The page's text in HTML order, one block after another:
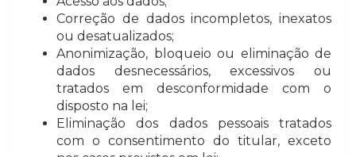
Correção de dados incompletos, inexatos
ou desatualizados;
Anonimização, bloqueio ou eliminação de
dados desnecessários, excessivos ou
tratados em desconformidade com o
disposto na lei;
Eliminação dos dados pessoais tratados
com o consentimento do titular, exceto